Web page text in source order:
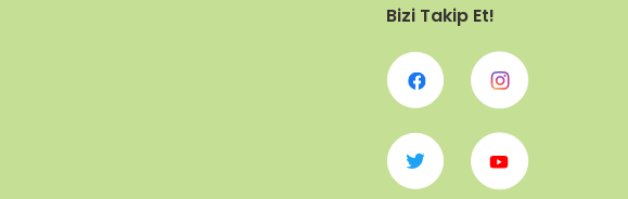
Bizi Takip Et!